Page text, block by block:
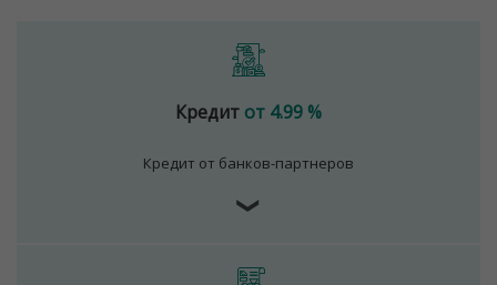
Кредит от 4.99 %
Кредит от банков-партнеров
❯